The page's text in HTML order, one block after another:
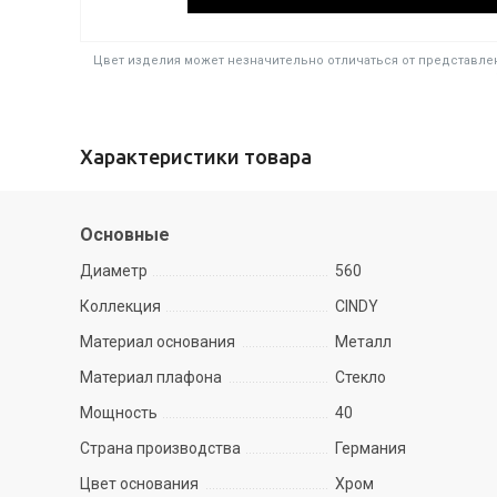
Цвет изделия может незначительно отличаться от
Характеристики товара
Основные
Диаметр
560
Коллекция
CINDY
Материал основания
Металл
Материал плафона
Стекло
Мощность
40
Страна производства
Германия
Цвет основания
Хром